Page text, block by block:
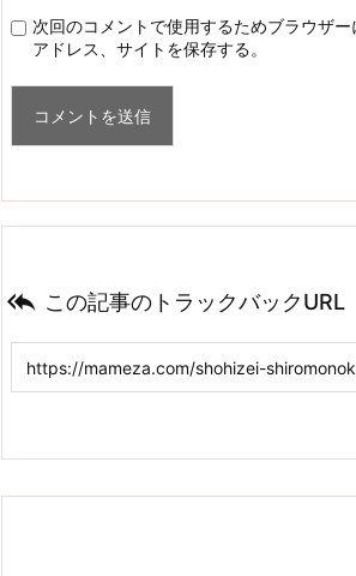
次回のコメントで使用するためブラウザ
アドレス、サイトを保存する。
 この記事のトラックバックURL